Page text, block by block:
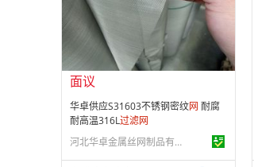
成立日期：
2014-11-24
供应产品：
面议
华卓供应S31603不锈钢密纹网 耐腐
耐高温316L过滤网
河北华卓金属丝网制品有限公司